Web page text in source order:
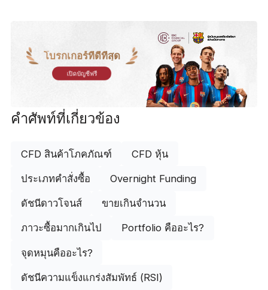
โบรกเกอร์ที่ดีที่สุด
เปิดบัญชีฟรี
คำศัพท์ที่เกี่ยวข้อง
CFD สินค้าโภคภัณฑ์ CFD หุ้น
ประเภทคำสั่งซื้อ Overnight Funding
ดัชนีดาวโจนส์ ขายเกินจำนวน
ภาวะซื้อมากเกินไป Portfolio คืออะไร?
จุดหมุนคืออะไร?
ดัชนีความแข็งแกร่งสัมพัทธ์ (RSI)